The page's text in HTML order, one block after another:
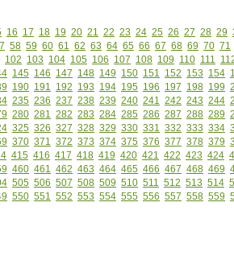
16 17 18 19 20 21 22 23 24 25 26 27 28 29
58 59 60 61 62 63 64 65 66 67 68 69 70 71
102 103 104 105 106 107 108 109 110 111
145 146 147 148 149 150 151 152 153 154
190 191 192 193 194 195 196 197 198 199
235 236 237 238 239 240 241 242 243 244
280 281 282 283 284 285 286 287 288 289
325 326 327 328 329 330 331 332 333 334
370 371 372 373 374 375 376 377 378 379
415 416 417 418 419 420 421 422 423 424
460 461 462 463 464 465 466 467 468 469
505 506 507 508 509 510 511 512 513 514
550 551 552 553 554 555 556 557 558 559